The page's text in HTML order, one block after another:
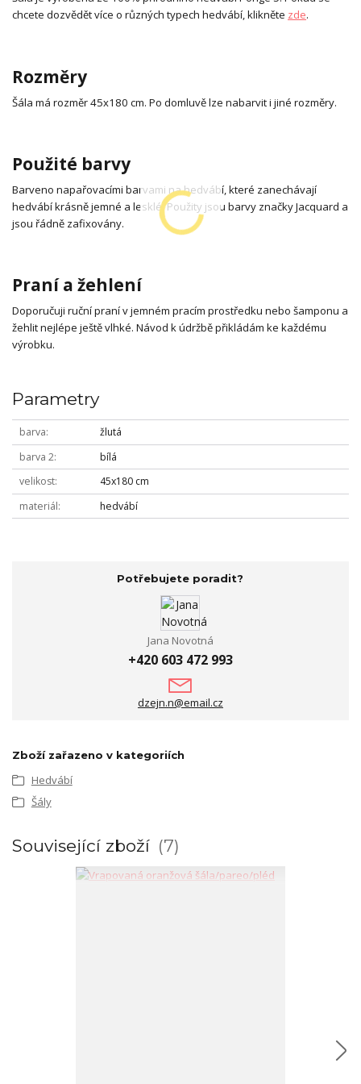
chcete dozvědět více o různých typech hedvábí, klikněte zde.
Rozměry
Šála má rozměr 45x180 cm. Po domluvě lze nabarvit i jiné rozměry.
Použité barvy
Barveno napařovacími barvami na hedvábí, které zanechávají
hedvábí krásně jemné a lesklé. Použity jsou barvy značky Jacquard a
jsou řádně zafixovány.
Praní a žehlení
Doporučuji ruční praní v jemném pracím prostředku nebo šamponu a
žehlit nejlépe ještě vlhké. Návod k údržbě přikládám ke každému
výrobku.
Parametry
barva
žlutá
barva 2
bílá
velikost
45x180 cm
materiál
hedvábí
Potřebujete poradit?
Jana Novotná
+420 603 472 993
dzejn.n@email.cz
Zboží zařazeno v kategoriích
Hedvábí
Šály
Související zboží 7